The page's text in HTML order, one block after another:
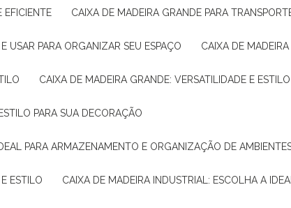
EFICIENTE CAIXA DE MADEIRA GRANDE PARA
USAR PARA ORGANIZAR SEU ESPAÇO CAIXA DE
CAIXA DE MADEIRA GRANDE: VERSATILIDADE E
PARA SUA DECORAÇÃO
PARA ARMAZENAMENTO E ORGANIZAÇÃO DE
ESTILO CAIXA DE MADEIRA INDUSTRIAL: ESCOLHA A